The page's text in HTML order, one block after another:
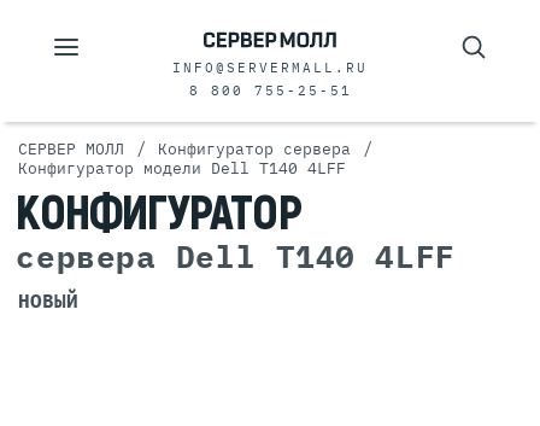
INFO@SERVERMALL.RU
8 800 755-25-51
СЕРВЕР МОЛЛ / Конфигуратор сервера /
Конфигуратор модели Dell T140 4LFF
КОНФИГУРАТОР
сервера Dell T140 4LFF
НОВЫЙ